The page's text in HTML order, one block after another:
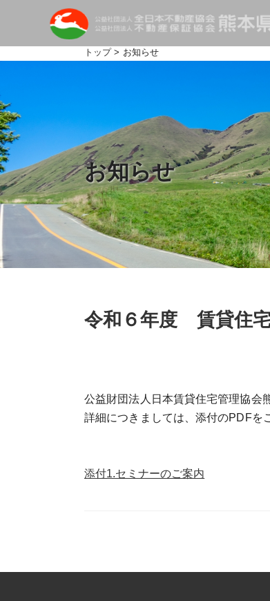
トップ> お知らせ
お知らせ
令和６年度 賃貸住
公益財団法人日本賃貸住宅管理協会
詳細につきましては、添付のPDFを
添付1.セミナーのご案内